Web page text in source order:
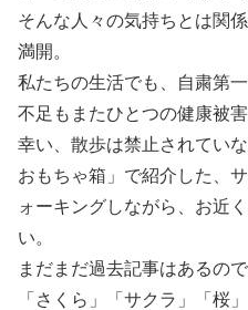
そんな人々の気持ちとは関
満開。
私たちの生活でも、自粛第
不足もまたひとつの健康被害
幸い、散歩は禁止されてい
おもちゃ箱」で紹介した、
ォーキングしながら、お近
い。
まだまだ過去記事はあるの
「さくら」「サクラ」「桜